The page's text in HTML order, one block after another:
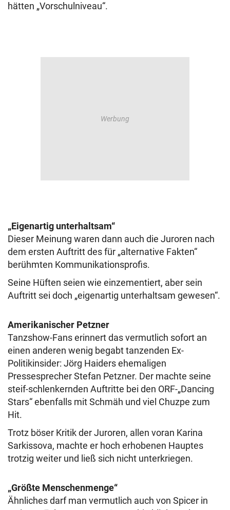
hätten „Vorschulniveau“.
„Eigenartig unterhaltsam“
Dieser Meinung waren dann auch die Juroren nach
dem ersten Auftritt des für „alternative Fakten“
berühmten Kommunikationsprofis.
Seine Hüften seien wie einzementiert, aber sein
Auftritt sei doch „eigenartig unterhaltsam gewesen“.
Amerikanischer Petzner
Tanzshow-Fans erinnert das vermutlich sofort an
einen anderen wenig begabt tanzenden Ex-
Politikinsider: Jörg Haiders ehemaligen
Pressesprecher Stefan Petzner. Der machte seine
steif-schlenkernden Auftritte bei den ORF-„Dancing
Stars“ ebenfalls mit Schmäh und viel Chuzpe zum
Hit.
Trotz böser Kritik der Juroren, allen voran Karina
Sarkissova, machte er hoch erhobenen Hauptes
trotzig weiter und ließ sich nicht unterkriegen.
„Größte Menschenmenge“
Ähnliches darf man vermutlich auch von Spicer in